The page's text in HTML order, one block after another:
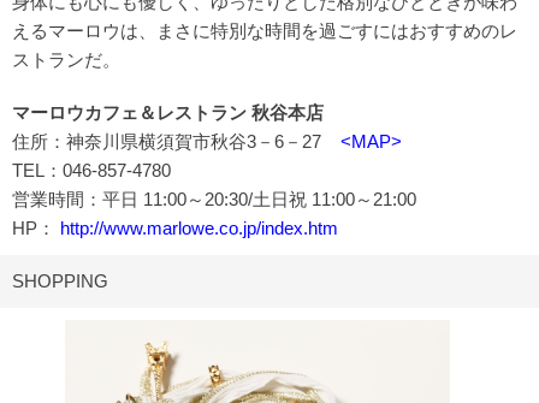
えるマーロウは、まさに特別な時間を過ごすにはおすすめのレ
ストランだ。
マーロウカフェ＆レストラン 秋谷本店
住所：神奈川県横須賀市秋谷3－6－27 <MAP>
TEL：046-857-4780
営業時間：平日 11:00～20:30/土日祝 11:00～21:00
HP：
http://www.marlowe.co.jp/index.htm
SHOPPING